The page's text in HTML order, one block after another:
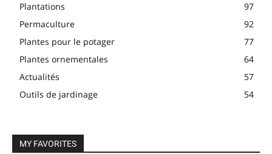
Plantations
97
Permaculture
92
Plantes pour le potager
77
Plantes ornementales
64
Actualités
57
Outils de jardinage
54
MY FAVORITES